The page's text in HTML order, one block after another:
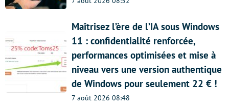
Maîtrisez l’ère de l’IA sous Windows
11 : confidentialité renforcée,
performances optimisées et mise à
niveau vers une version authentique
de Windows pour seulement 22 € !
7 août 2026 08:48